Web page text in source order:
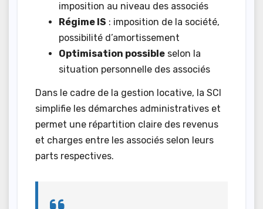
imposition au niveau des associés
Régime IS : imposition de la société,
possibilité d’amortissement
Optimisation possible selon la
situation personnelle des associés
Dans le cadre de la gestion locative, la SCI
simplifie les démarches administratives et
permet une répartition claire des revenus
et charges entre les associés selon leurs
parts respectives.